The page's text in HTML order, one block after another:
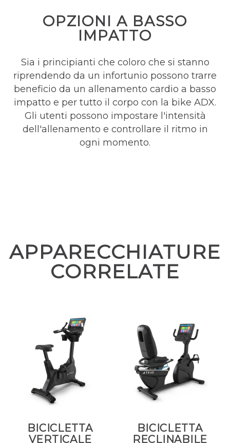
OPZIONI A BASSO
IMPATTO
Sia i principianti che coloro che si stanno
riprendendo da un infortunio possono trarre
beneficio da un allenamento cardio a basso
impatto e per tutto il corpo con la bike ADX.
Gli utenti possono impostare l'intensità
dell'allenamento e controllare il ritmo in
ogni momento.
APPARECCHIATURE
CORRELATE
BICICLETTA
VERTICALE
BICICLETTA
RECLINABILE